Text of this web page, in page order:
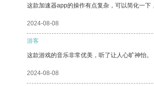
这款加速器app的操作有点复杂，可以简化一下
2024-08-08
游客
这款游戏的音乐非常优美，听了让人心旷神怡。
2024-08-08